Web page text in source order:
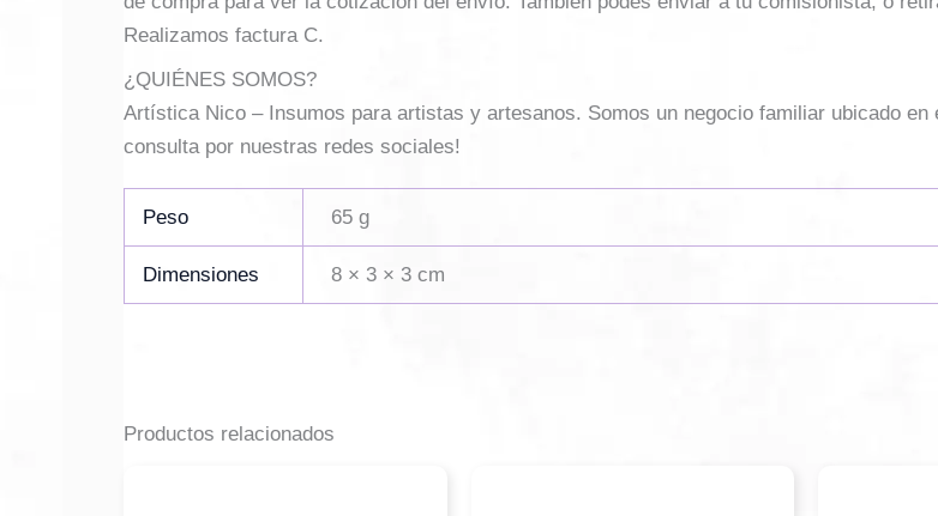
Realizamos factura C.
¿QUIÉNES SOMOS?
Artística Nico – Insumos para artistas y artesanos. Somos un negocio familiar ubicado
consulta por nuestras redes sociales!
Peso 65 g
Dimensiones 8 × 3 × 3 cm
Productos relacionados